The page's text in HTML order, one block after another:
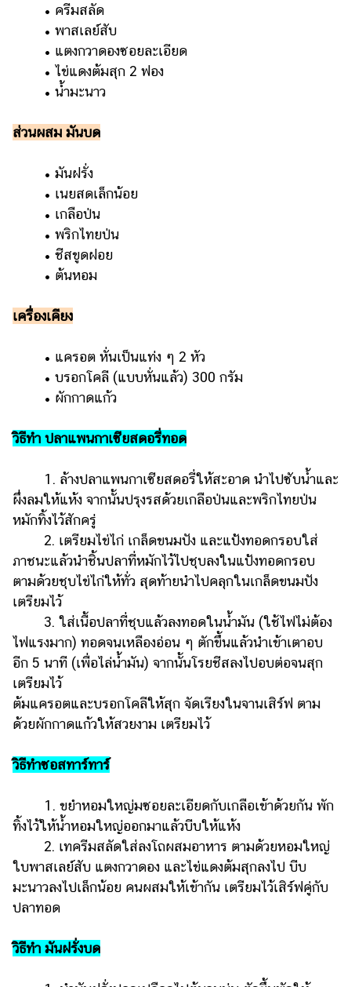
แจ้ง
ปัญหา
• ครีมสลัด
• พาสเลย์สับ
• แตงกวาดองซอยละเอียด
• ไข่แดงต้มสุก 2 ฟอง
• น้ำมะนาว
ส่วนผสม มันบด
• มันฝรั่ง
• เนยสดเล็กน้อย
• เกลือป่น
• พริกไทยป่น
• ชีสขูดฝอย
• ต้นหอม
เครื่องเคียง
• แครอต หั่นเป็นแท่ง ๆ 2 หัว
• บรอกโคลี (แบบหั่นแล้ว) 300 กรัม
• ผักกาดแก้ว
วิธีทำ ปลาแพนกาเซียสดอรี่ทอด
1. ล้างปลาแพนกาเซียสดอรี่ให้สะอาด นำไปซับน้ำและ
ผึ่งลมให้แห้ง จากนั้นปรุงรสด้วยเกลือป่นและพริกไทยป่น
หมักทิ้งไว้สักครู่
2. เตรียมไข่ไก่ เกล็ดขนมปัง และแป้งทอดกรอบใส่
ภาชนะแล้วนำชิ้นปลาที่หมักไว้ไปชุบลงในแป้งทอดกรอบ
ตามด้วยชุบไข่ไก่ให้ทั่ว สุดท้ายนำไปคลุกในเกล็ดขนมปัง
เตรียมไว้
3. ใส่เนื้อปลาที่ชุบแล้วลงทอดในน้ำมัน (ใช้ไฟไม่ต้อง
ไฟแรงมาก) ทอดจนเหลืองอ่อน ๆ ตักขึ้นแล้วนำเข้าเตาอบ
อีก 5 นาที (เพื่อไล่น้ำมัน) จากนั้นโรยชีสลงไปอบต่อจนสุก
เตรียมไว้
ต้มแครอตและบรอกโคลีให้สุก จัดเรียงในจานเสิร์ฟ ตาม
ด้วยผักกาดแก้วให้สวยงาม เตรียมไว้
วิธีทำซอสทาร์ทาร์
1. ขยำหอมใหญ่มซอยละเอียดกับเกลือเข้าด้วยกัน พัก
ทิ้งไว้ให้น้ำหอมใหญ่ออกมาแล้วบีบให้แห้ง
2. เทครีมสลัดใส่ลงโถผสมอาหาร ตามด้วยหอมใหญ่
ใบพาสเลย์สับ แตงกวาดอง และไข่แดงต้มสุกลงไป บีบ
มะนาวลงไปเล็กน้อย คนผสมให้เข้ากัน เตรียมไว้เสิร์ฟคู่กับ
ปลาทอด
วิธีทำ มันฝรั่งบด